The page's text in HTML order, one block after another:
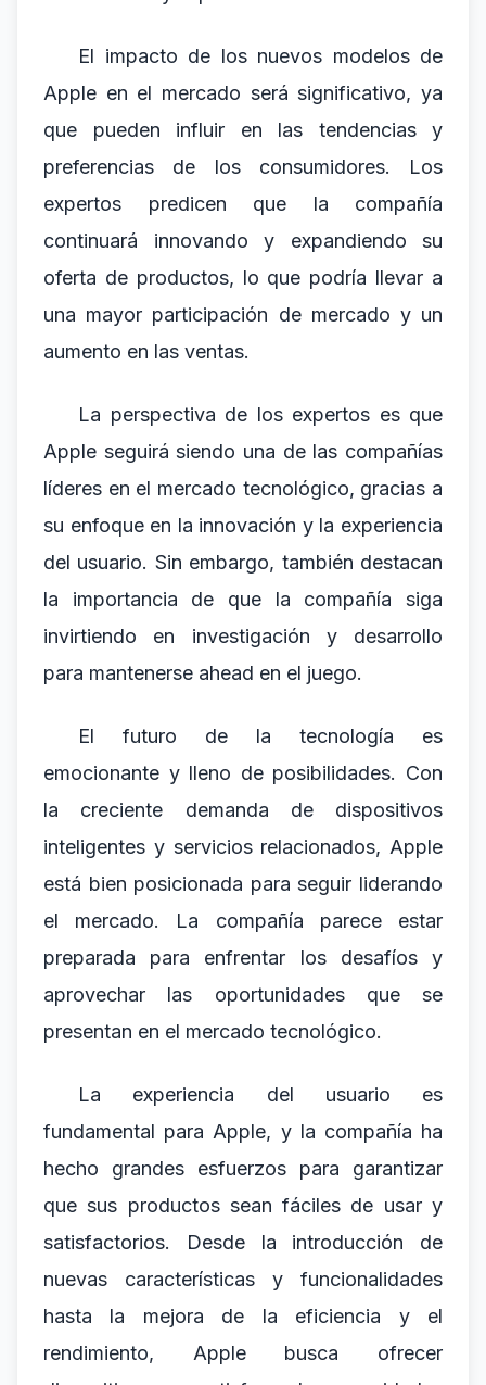
El impacto de los nuevos modelos de
Apple en el mercado será significativo, ya
que pueden influir en las tendencias y
preferencias de los consumidores. Los
expertos predicen que la compañía
continuará innovando y expandiendo su
oferta de productos, lo que podría llevar a
una mayor participación de mercado y un
aumento en las ventas.
La perspectiva de los expertos es que
Apple seguirá siendo una de las compañías
líderes en el mercado tecnológico, gracias a
su enfoque en la innovación y la experiencia
del usuario. Sin embargo, también destacan
la importancia de que la compañía siga
invirtiendo en investigación y desarrollo
para mantenerse ahead en el juego.
El futuro de la tecnología es
emocionante y lleno de posibilidades. Con
la creciente demanda de dispositivos
inteligentes y servicios relacionados, Apple
está bien posicionada para seguir liderando
el mercado. La compañía parece estar
preparada para enfrentar los desafíos y
aprovechar las oportunidades que se
presentan en el mercado tecnológico.
La experiencia del usuario es
fundamental para Apple, y la compañía ha
hecho grandes esfuerzos para garantizar
que sus productos sean fáciles de usar y
satisfactorios. Desde la introducción de
nuevas características y funcionalidades
hasta la mejora de la eficiencia y el
rendimiento, Apple busca ofrecer